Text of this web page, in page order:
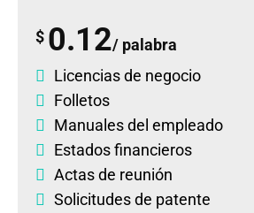
$ 0.12/ palabra
Licencias de negocio
Folletos
Manuales del empleado
Estados financieros
Actas de reunión
Solicitudes de patente